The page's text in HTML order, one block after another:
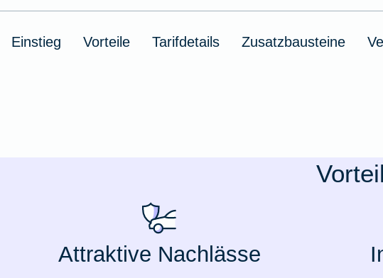
Einstieg Vorteile Tarifdetails Zusatzbausteine
Attraktive Nachlässe